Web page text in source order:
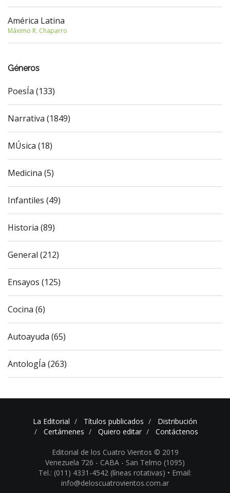
América Latina
Máximo R. Chaparro
Géneros
PoesÍa (133)
Narrativa (1849)
MÚsica (18)
Medicina (5)
Infantiles (49)
Historia (89)
General (212)
Ensayos (125)
Cocina (6)
Autoayuda (65)
AntologÍa (263)
La Editorial Títulos publicados
Distribución
Certámenes
Quiero editar Contáctenos
Editorial de los Cuatro Vientos © 2019
Venezuela 726 - CABA - San Telmo (1095)
Tel.: (011) 4331-4542 (líneas rotativas) • Email:
info@deloscuatrovientos.com.ar